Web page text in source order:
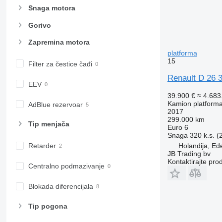
Snaga motora
Gorivo
Zapremina motora
Filter za čestice čađi
EEV
AdBlue rezervoar
Tip menjača
Retarder
Centralno podmazivanje
Blokada diferencijala
Tip pogona
platforma
15
Renault D 26
39.900 € ≈
Kamion
2017
299.000 km
Euro 6
Snaga 320 k.s.
Holandija,
JB Trading bv
Kontaktirajte